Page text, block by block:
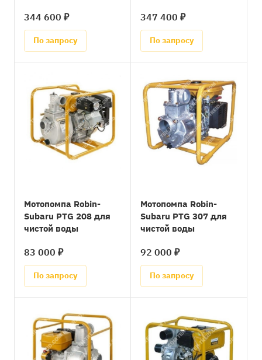
344 600 ₽
По запросу
347 400 ₽
По запросу
Мотопомпа Robin-
Subaru PTG 208 для
чистой воды
83 000 ₽
По запросу
Мотопомпа Robin-
Subaru PTG 307 для
чистой воды
92 000 ₽
По запросу